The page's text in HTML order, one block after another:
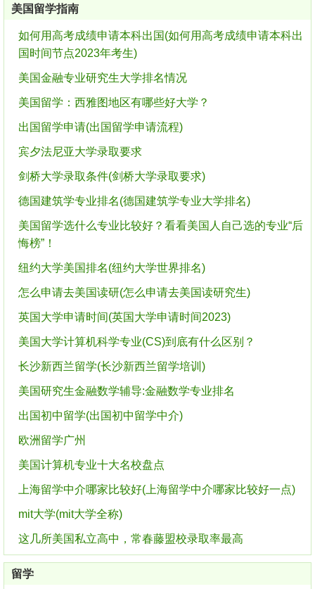
美国留学指南
如何用高考成绩申请本科出国(如何用高考成绩申请本科出
国时间节点2023年考生)
美国金融专业研究生大学排名情况
美国留学：西雅图地区有哪些好大学？
出国留学申请(出国留学申请流程)
宾夕法尼亚大学录取要求
剑桥大学录取条件(剑桥大学录取要求)
德国建筑学专业排名(德国建筑学专业大学排名)
美国留学选什么专业比较好？看看美国人自己选的专业“后
悔榜”！
纽约大学美国排名(纽约大学世界排名)
怎么申请去美国读研(怎么申请去美国读研究生)
英国大学申请时间(英国大学申请时间2023)
美国大学计算机科学专业(CS)到底有什么区别？
长沙新西兰留学(长沙新西兰留学培训)
美国研究生金融数学辅导:金融数学专业排名
出国初中留学(出国初中留学中介)
欧洲留学广州
美国计算机专业十大名校盘点
上海留学中介哪家比较好(上海留学中介哪家比较好一点)
mit大学(mit大学全称)
这几所美国私立高中，常春藤盟校录取率最高
留学